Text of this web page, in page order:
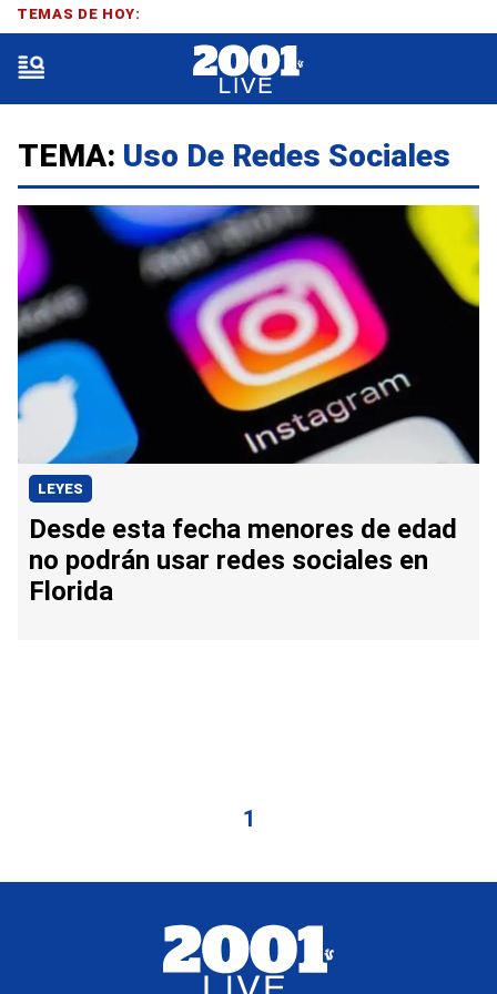
TEMA: Uso De Redes Sociales
LEYES
Desde esta fecha menores de edad
no podrán usar redes sociales en
Florida
1
TEMAS DE HOY: